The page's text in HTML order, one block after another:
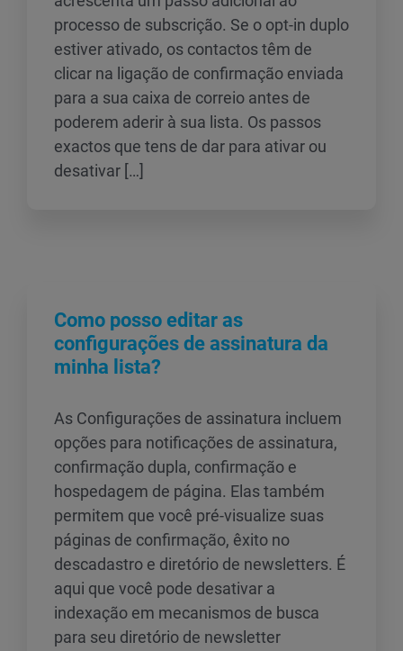
processo de subscrição. Se o opt-in duplo
estiver ativado, os contactos têm de
clicar na ligação de confirmação enviada
para a sua caixa de correio antes de
poderem aderir à sua lista. Os passos
exactos que tens de dar para ativar ou
desativar […]
Como posso editar as
configurações de assinatura da
minha lista?
As Configurações de assinatura incluem
opções para notificações de assinatura,
confirmação dupla, confirmação e
hospedagem de página. Elas também
permitem que você pré-visualize suas
páginas de confirmação, êxito no
descadastro e diretório de newsletters. É
aqui que você pode desativar a
indexação em mecanismos de busca
para seu diretório de newsletter